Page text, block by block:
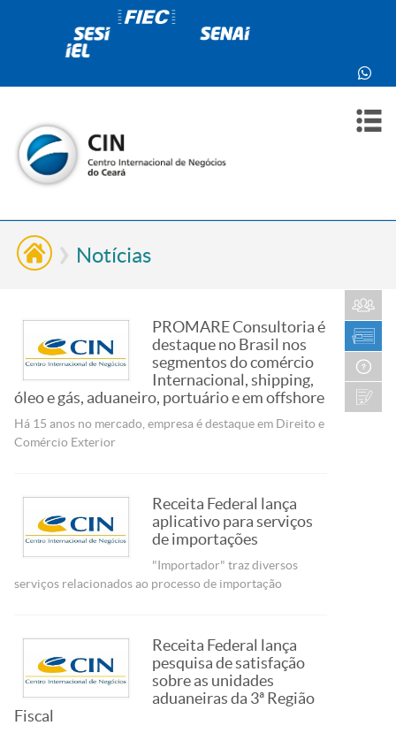
Notícias
PROMARE Consultoria é
destaque no Brasil nos
segmentos do comércio
Internacional, shipping,
óleo e gás, aduaneiro, portuário e em offshore
Há 15 anos no mercado, empresa é destaque em Direito e
Comércio Exterior
Receita Federal lança
aplicativo para serviços
de importações
"Importador" traz diversos
serviços relacionados ao processo de importação
Receita Federal lança
pesquisa de satisfação
sobre as unidades
aduaneiras da 3ª Região
Fiscal